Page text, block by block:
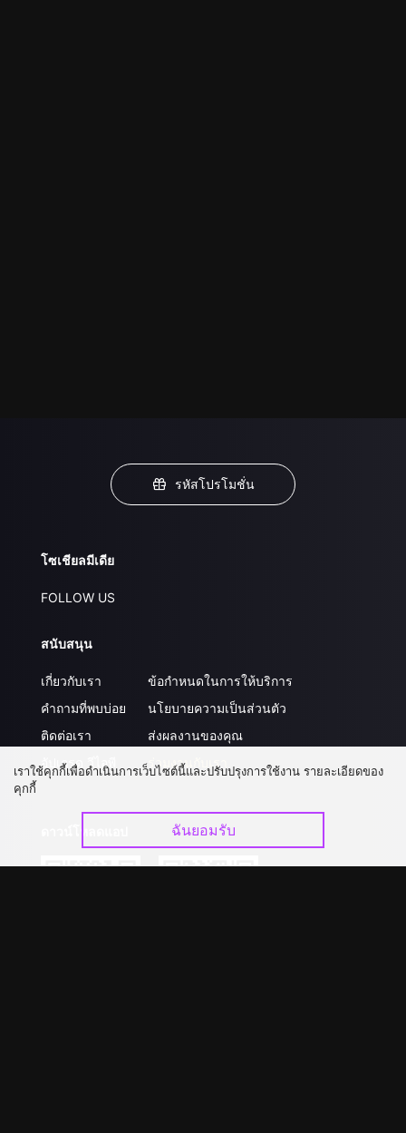
รหัสโปรโมชั่น
โซเชียลมีเดีย
FOLLOW US
สนับสนุน
เกี่ยวกับเรา
คำถามที่พบบ่อย
ติดต่อเรา
อัปเกรด วีไอพี
ข้อกำหนดในการให้บริการ
นโยบายความเป็นส่วนตัว
ส่งผลงานของคุณ
ร่วมงานกับเรา
เราใช้คุกกี้เพื่อดำเนินการเว็บไซต์นี้และปรับปรุงการใช้งาน รายละเอียดของ
คุกกี้
ฉันยอมรับ